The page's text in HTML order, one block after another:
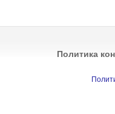
Политика